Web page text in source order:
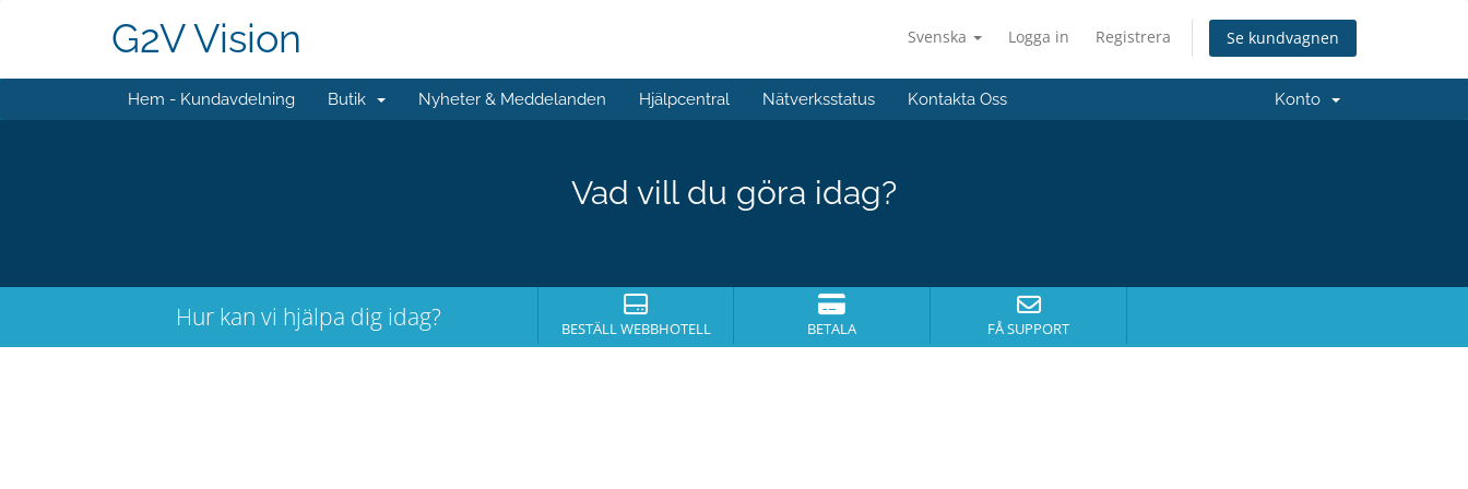
Svenska Logga in Registrera Se kundvagnen
G2V Vision
Hem - Kundavdelning Butik Nyheter & Meddelanden Hjälpcentral Nätverksstatus Kontakta Oss Konto
Vad vill du göra idag?
Hur kan vi hjälpa dig idag? BESTÄLL WEBBHOTELL BETALA FÅ SUPPORT